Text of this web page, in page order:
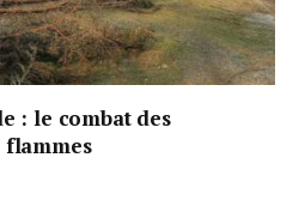
: le combat des
flammes